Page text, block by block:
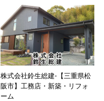
株式会社鈴生総建-【三重県松
阪市】工務店・新築・リフォ
ーム